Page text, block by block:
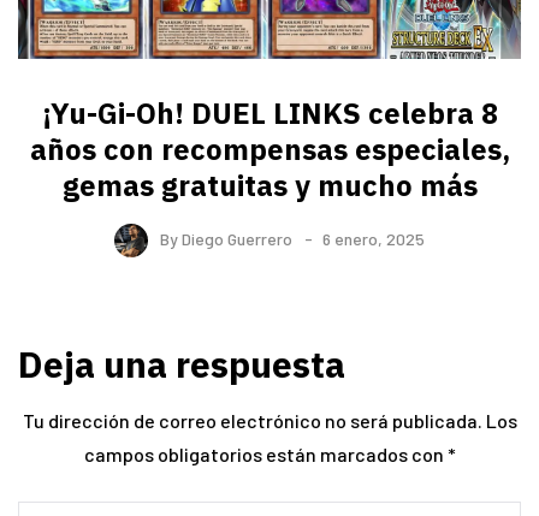
¡Yu-Gi-Oh! DUEL LINKS celebra 8
años con recompensas especiales,
gemas gratuitas y mucho más
ByDiego Guerrero 6 enero, 2025
Deja una respuesta
Tu dirección de correo electrónico no será publicada. Los
campos obligatorios están marcados con *